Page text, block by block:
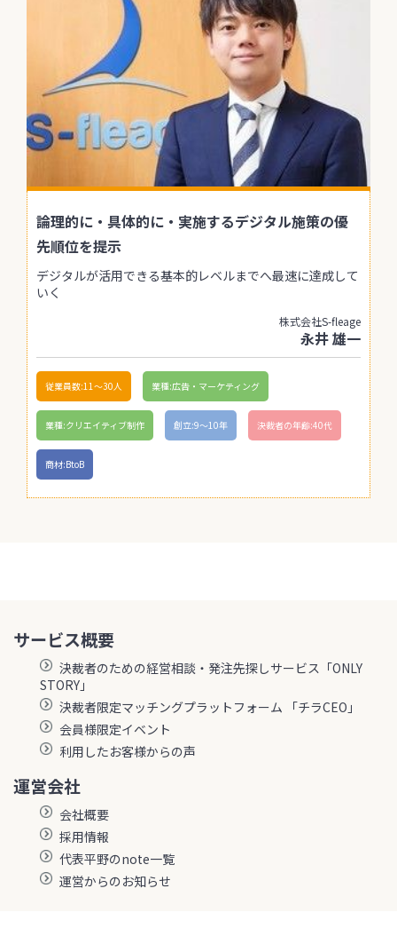
論理的に・具体的に・実施するデジタル施策の優
先順位を提示
デジタルが活用できる基本的レベルまでへ最速に達成して
いく
株式会社S-fleage
永井 雄一
従業員数:11〜30人 業種:広告・マーケティング
業種:クリエイティブ制作 創立:9〜10年 決裁者の年齢:40代
商材:BtoB
サービス概要
決裁者のための経営相談・発注先探しサービス「ONLY
STORY」
決裁者限定マッチングプラットフォーム 「チラCEO」
会員様限定イベント
利用したお客様からの声
運営会社
会社概要
採用情報
代表平野のnote一覧
運営からのお知らせ